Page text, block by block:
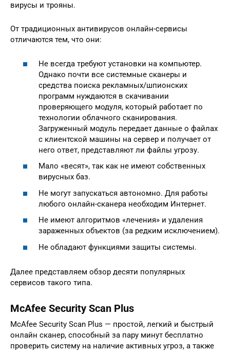
вирусы и трояны.
От традиционных антивирусов онлайн-сервисы
отличаются тем, что они:
Не всегда требуют установки на компьютер.
Однако почти все системные сканеры и
средства поиска рекламных/шпионских
программ нуждаются в скачивании
проверяющего модуля, который работает по
технологии облачного сканирования.
Загруженный модуль передает данные о файлах
с клиентской машины на сервер и получает от
него ответ, представляют ли файлы угрозу.
Мало «весят», так как не имеют собственных
вирусных баз.
Не могут запускаться автономно. Для работы
любого онлайн-сканера необходим Интернет.
Не имеют алгоритмов «лечения» и удаления
зараженных объектов (за редким исключением).
Не обладают функциями защиты системы.
Далее представляем обзор десяти популярных
сервисов такого типа.
McAfee Security Scan Plus
McAfee Security Scan Plus — простой, легкий и быстрый
онлайн сканер, способный за пару минут бесплатно
проверить систему на наличие активных угроз, а также